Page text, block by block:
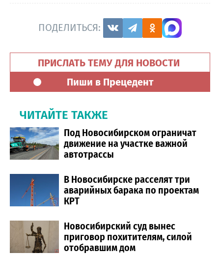
ПОДЕЛИТЬСЯ:
ПРИСЛАТЬ ТЕМУ ДЛЯ НОВОСТИ
Пиши в Прецедент
ЧИТАЙТЕ ТАКЖЕ
Под Новосибирском ограничат
движение на участке важной
автотрассы
В Новосибирске расселят три
аварийных барака по проектам
КРТ
Новосибирский суд вынес
приговор похитителям, силой
отобравшим дом